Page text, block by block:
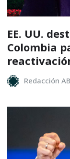
EE. UU.
Colombia
Redacción